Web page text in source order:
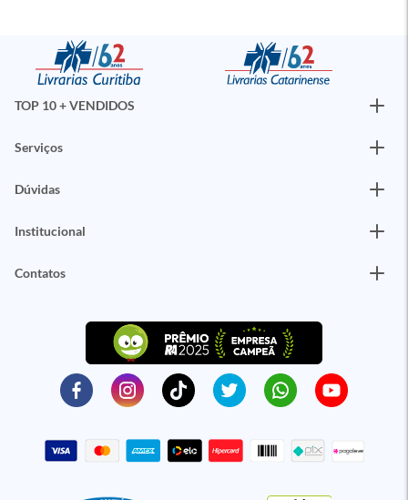
TOP 10 + VENDIDOS
Serviços
Dúvidas
Institucional
Contatos